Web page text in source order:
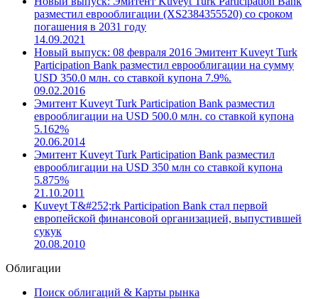
разместил еврооблигации (XS2384355520) со сроком
погашения в 2031 году
14.09.2021
Новый выпуск: 08 февраля 2016 Эмитент Kuveyt Turk
Participation Bank разместил еврооблигации на сумму
USD 350.0 млн. со ставкой купона 7.9%.
09.02.2016
Эмитент Kuveyt Turk Participation Bank разместил
еврооблигации на USD 500.0 млн. со ставкой купона
5.162%
20.06.2014
Эмитент Kuveyt Turk Participation Bank разместил
еврооблигации на USD 350 млн со ставкой купона
5.875%
21.10.2011
Kuveyt T&#252;rk Participation Bank стал первой
европейской финансовой организацией, выпустившей
сукук
20.08.2010
Облигации
Поиск облигаций & Карты рынка